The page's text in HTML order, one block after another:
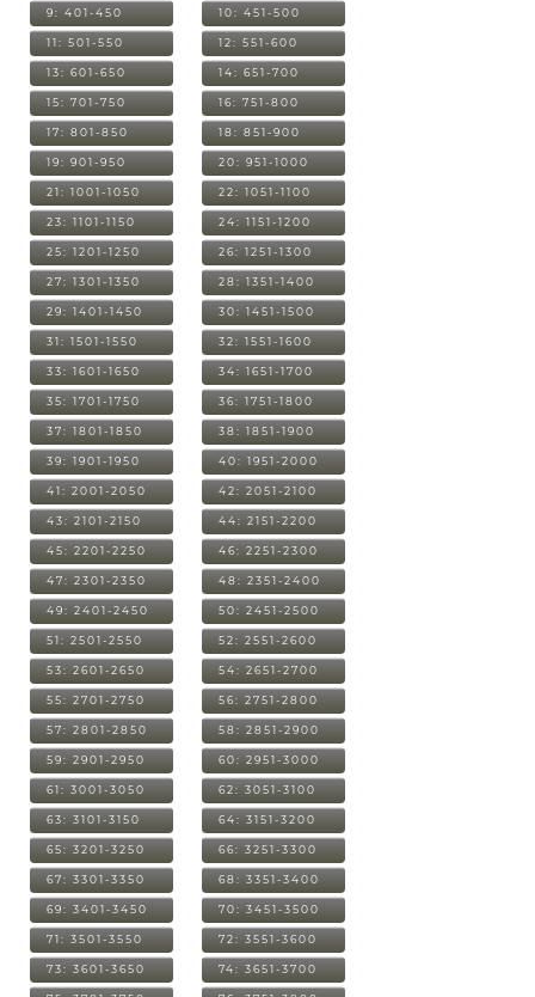
9: 401-450 10: 451-500
11: 501-550 12: 551-600
13: 601-650 14: 651-700
15: 701-750 16: 751-800
17: 801-850 18: 851-900
19: 901-950 20: 951-1000
21: 1001-1050 22: 1051-1100
23: 1101-1150 24: 1151-1200
25: 1201-1250 26: 1251-1300
27: 1301-1350 28: 1351-1400
29: 1401-1450 30: 1451-1500
31: 1501-1550 32: 1551-1600
33: 1601-1650 34: 1651-1700
35: 1701-1750 36: 1751-1800
37: 1801-1850 38: 1851-1900
39: 1901-1950 40: 1951-2000
41: 2001-2050 42: 2051-2100
43: 2101-2150 44: 2151-2200
45: 2201-2250 46: 2251-2300
47: 2301-2350 48: 2351-2400
49: 2401-2450 50: 2451-2500
51: 2501-2550 52: 2551-2600
53: 2601-2650 54: 2651-2700
55: 2701-2750 56: 2751-2800
57: 2801-2850 58: 2851-2900
59: 2901-2950 60: 2951-3000
61: 3001-3050 62: 3051-3100
63: 3101-3150 64: 3151-3200
65: 3201-3250 66: 3251-3300
67: 3301-3350 68: 3351-3400
69: 3401-3450 70: 3451-3500
71: 3501-3550 72: 3551-3600
73: 3601-3650 74: 3651-3700